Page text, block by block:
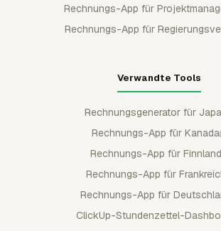
Rechnungs-App für
Rechnungs-App für
Verwandte Tools
Rechnungsgenerator für
Rechnungs-App für Kanada
Rechnungs-App für Finnland
Rechnungs-App für
Rechnungs-App für
ClickUp-Stundenzettel-